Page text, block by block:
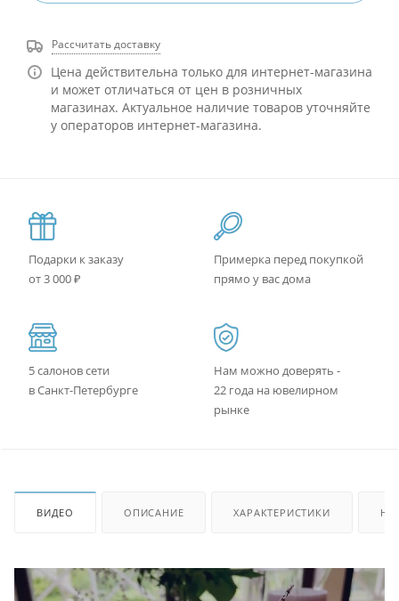
Рассчитать доставку
Цена действительна только для интернет-магазина
и может отличаться от цен в розничных
магазинах. Актуальное наличие товаров уточняйте
у операторов интернет-магазина.
Подарки к заказу
от 3 000 ₽
Примерка перед покупкой
прямо у вас дома
5 салонов сети
в Санкт-Петербурге
Нам можно доверять -
22 года на ювелирном
рынке
ВИДЕО ОПИСАНИЕ ХАРАКТЕРИСТИКИ